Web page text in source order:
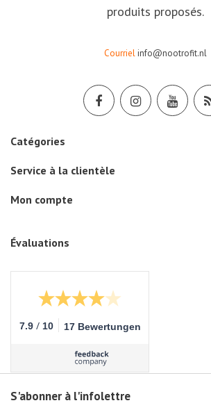
produits proposés.
Courrielinfo@nootrofit.nl
Catégories
Service à la clientèle
Mon compte
Évaluations
7.9 / 10 17 Bewertungen
S'abonner à l'infolettre